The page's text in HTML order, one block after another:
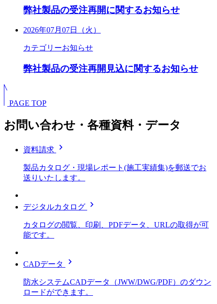
弊社製品の受注再開に関するお知らせ
2026年07月07日（火）
カテゴリーお知らせ
弊社製品の受注再開見込に関するお知らせ
PAGE TOP
お問い合わせ・各種資料・データ
資料請求 chevron_right
製品カタログ・現場レポート(施工実績集)を郵送でお
送りいたします。
デジタルカタログ chevron_right
カタログの閲覧、印刷、PDFデータ、URLの取得が可
能です。
CADデータ chevron_right
防水システムCADデータ（JWW/DWG/PDF）のダウン
ロードができます。